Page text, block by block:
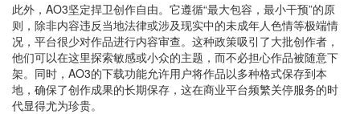
此外，AO3坚定捍卫创作自由。它遵循“最大包容，最小干预”的原
则，除非内容违反当地法律或涉及现实中的未成年人色情等极端情
况，平台很少对作品进行内容审查。这种政策吸引了大批创作者，
他们可以在这里探索敏感或小众的主题，而不必担心作品被随意下
架。同时，AO3的下载功能允许用户将作品以多种格式保存到本
地，确保了创作成果的长期保存，这在商业平台频繁关停服务的时
代显得尤为珍贵。